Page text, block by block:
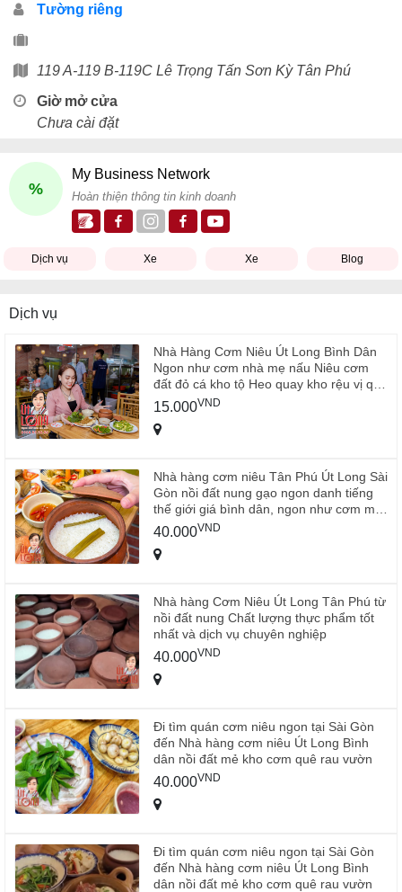
Tường riêng
119 A-119 B-119C Lê Trọng Tấn Sơn Kỳ Tân Phú
Giờ mở cửa
Chưa cài đặt
%
My Business Network
Hoàn thiện thông tin kinh doanh
Dịch vụ Xe Xe Blog
Dịch vụ
Nhà Hàng Cơm Niêu Út Long Bình Dân
Ngon như cơm nhà mẹ nấu Niêu cơm
đất đỏ cá kho tộ Heo quay kho rệu vị quê
ăn là nhớ
15.000VND
Nhà hàng cơm niêu Tân Phú Út Long Sài
Gòn nồi đất nung gạo ngon danh tiếng
thế giới giá bình dân, ngon như cơm mẹ
nấu
40.000VND
Nhà hàng Cơm Niêu Út Long Tân Phú từ
nồi đất nung Chất lượng thực phẩm tốt
nhất và dịch vụ chuyên nghiệp
40.000VND
Đi tìm quán cơm niêu ngon tại Sài Gòn
đến Nhà hàng cơm niêu Út Long Bình
dân nồi đất mẻ kho cơm quê rau vườn
40.000VND
Đi tìm quán cơm niêu ngon tại Sài Gòn
đến Nhà hàng cơm niêu Út Long Bình
dân nồi đất mẻ kho cơm quê rau vườn